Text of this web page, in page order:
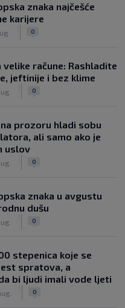
znaka najčešće
karijere
0
račune: Rashladite
jeftinije i bez klime
0
prozoru hladi sobu
ali samo ako je
uslov
0
znaka u avgustu
dušu
0
stepenica koje se
spratova, a
bi ljudi imali vode ljeti
0